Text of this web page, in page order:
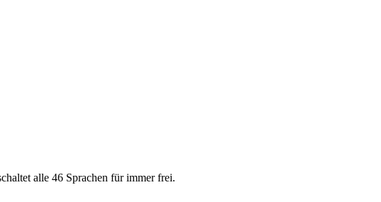
alle 46 Sprachen für immer frei.